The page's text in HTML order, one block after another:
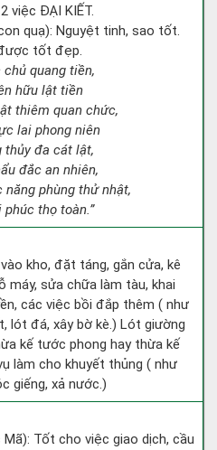
việc ĐẠI KIẾT.
quạ): Nguyệt tinh, sao tốt.
tốt đẹp.
quang tiền,
hữu lật tiền
thiêm quan chức,
lai phong niên
thủy đa cát lật,
đắc an nhiên,
năng phùng thử nhật,
thọ toàn.”
kho, đặt táng, gắn cửa, kê
máy, sửa chữa làm tàu, khai
các việc bồi đắp thêm ( như
lót đá, xây bờ kè.) Lót giường
kế tước phong hay thừa kế
làm cho khuyết thủng ( như
giếng, xả nước.)
Tốt cho việc giao dịch, cầu